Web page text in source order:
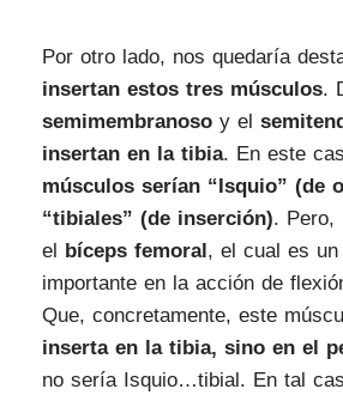
Por otro lado, nos quedaría
insertan estos tres músculos.
semimembranoso y el
insertan en la tibia. En este
músculos serían “ Isquio” (de
“tibiales” (de inserción). Pero,
el
bíceps femoral , el cual es
importante en la acción de
Que, concretamente, este
inserta en la tibia, sino en el
no sería Isquio…tibial. En tal